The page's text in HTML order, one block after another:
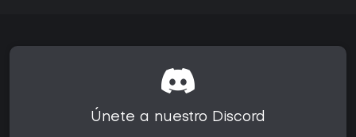
Únete a nuestro Discord